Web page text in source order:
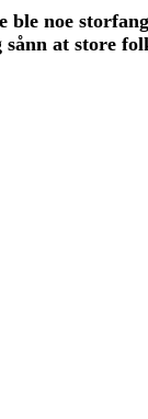
noe
sånn at store